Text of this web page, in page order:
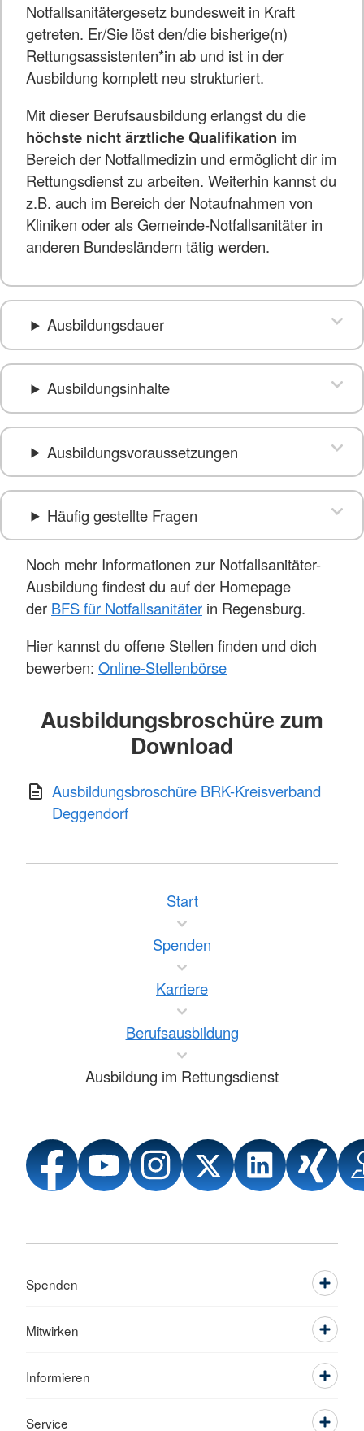
Notfallsanitätergesetz bundesweit in Kraft
getreten. Er/Sie löst den/die bisherige(n)
Rettungsassistenten*in ab und ist in der
Ausbildung komplett neu strukturiert.
Mit dieser Berufsausbildung erlangst du die
höchste nicht ärztliche Qualifikation im
Bereich der Notfallmedizin und ermöglicht dir im
Rettungsdienst zu arbeiten. Weiterhin kannst du
z.B. auch im Bereich der Notaufnahmen von
Kliniken oder als Gemeinde-Notfallsanitäter in
anderen Bundesländern tätig werden.
Ausbildungsdauer
Ausbildungsinhalte
Ausbildungsvoraussetzungen
Häufig gestellte Fragen
Noch mehr Informationen zur Notfallsanitäter-
Ausbildung findest du auf der Homepage
der BFS für Notfallsanitäter in Regensburg.
Hier kannst du offene Stellen finden und dich
bewerben: Online-Stellenbörse
Ausbildungsbroschüre zum
Download
Ausbildungsbroschüre BRK-Kreisverband
Deggendorf
Start
Spenden
Karriere
Berufsausbildung
Ausbildung im Rettungsdienst
Spenden
Mitwirken
Informieren
Service